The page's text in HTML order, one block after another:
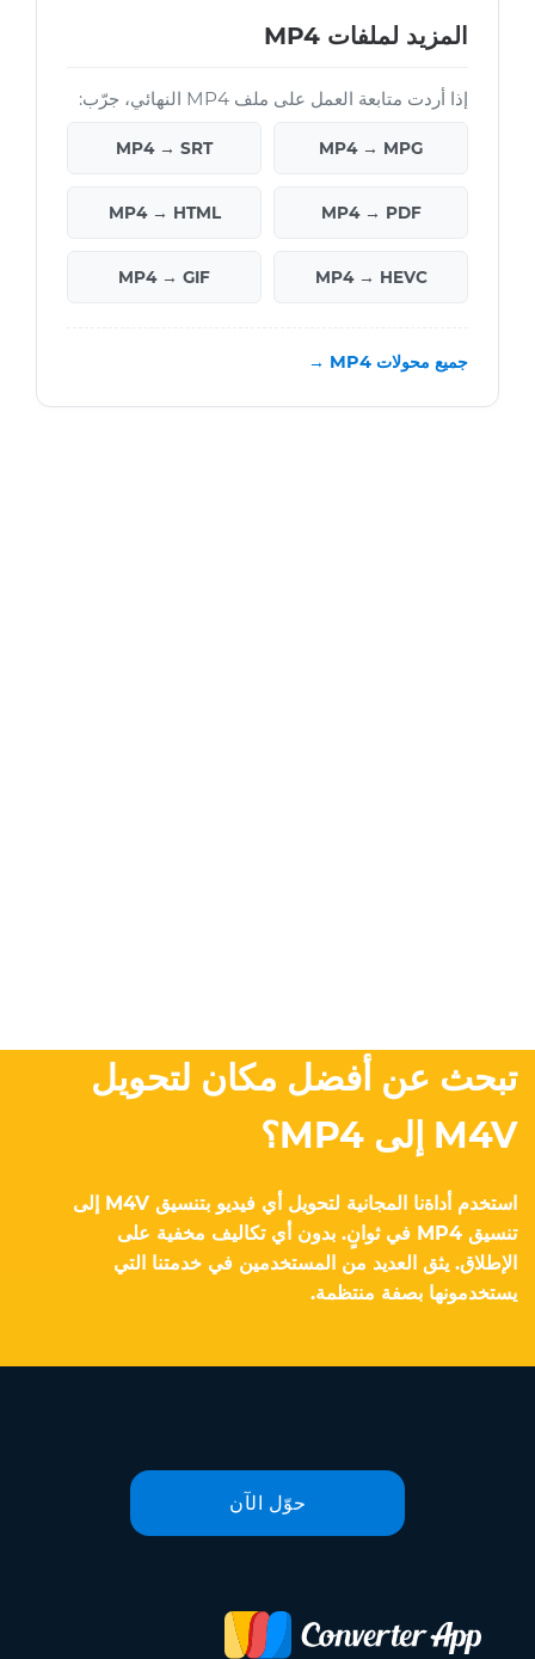
المزيد لملفات MP4
إذا أردت متابعة العمل على ملف MP4 النهائي، جرّب:
MP4 → MPG
MP4 → SRT
MP4 → PDF
MP4 → HTML
MP4 → HEVC
MP4 → GIF
جميع محولات MP4 →
تبحث عن أفضل مكان لتحويل
M4V إلى MP4؟
استخدم أداةنا المجانية لتحويل أي فيديو بتنسيق M4V إلى
تنسيق MP4 في ثوانٍ. بدون أي تكاليف مخفية على
الإطلاق. يثق العديد من المستخدمين في خدمتنا التي
يستخدمونها بصفة منتظمة.
حوّل الآن